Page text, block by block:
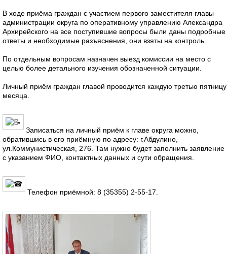
В ходе приёма граждан с участием первого заместителя главы
администрации округа по оперативному управлению Александра
Архирейского на все поступившие вопросы были даны подробные
ответы и необходимые разъяснения, они взяты на контроль.
По отдельным вопросам назначен выезд комиссии на место с
целью более детального изучения обозначенной ситуации.
Личный приём граждан главой проводится каждую третью пятницу
месяца.
Записаться на личный приём к главе округа можно,
обратившись в его приёмную по адресу: г.Абдулино,
ул.Коммунистическая, 276. Там нужно будет заполнить заявление
с указанием ФИО, контактных данных и сути обращения.
Телефон приёмной: 8 (35355) 2-55-17.